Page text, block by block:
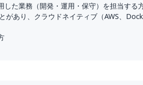
た業務（開発・運用・保守）を担当する
あり、クラウドネイティブ（AWS、